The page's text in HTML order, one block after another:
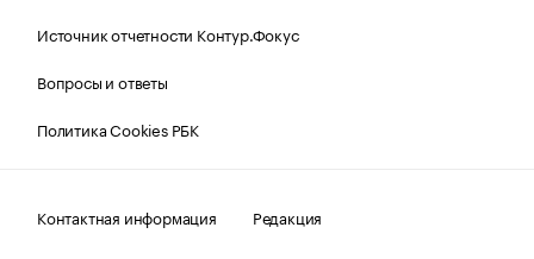
Источник отчетности Контур.Фокус
Вопросы и ответы
Политика Cookies РБК
Контактная информация
Редакция